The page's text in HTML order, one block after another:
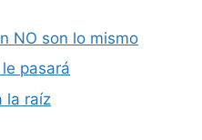
NO son lo mismo
pasará
la raíz